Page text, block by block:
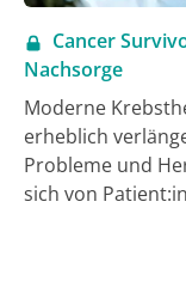
Cancer
Nachsorge
Moderne
erheblich
Probleme und
sich von
müssen sich